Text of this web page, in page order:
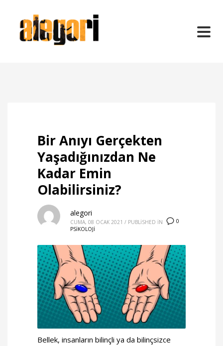
Bir Anıyı Gerçekten
Yaşadığınızdan Ne
Kadar Emin
Olabilirsiniz?
0
alegori
CUMA, 08 OCAK 2021 / PUBLISHED IN
PSİKOLOJİ
Bellek, insanların bilinçli ya da bilinçsizce